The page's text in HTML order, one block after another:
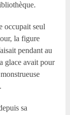
occupait seul
la figure
pendant au
glace avait pour
sa